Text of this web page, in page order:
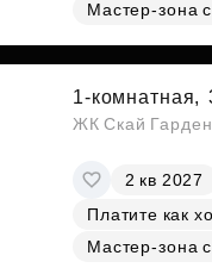
СубсидииМастер-зона
1-комнатная,
ЖК Скай
2 кв 2027
Платите как
Мастер-зона